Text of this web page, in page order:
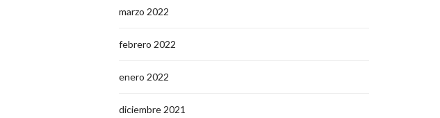
marzo 2022
febrero 2022
enero 2022
diciembre 2021